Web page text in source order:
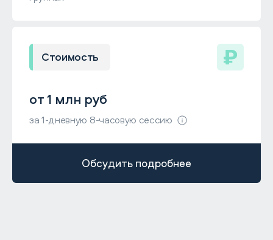
Стоимость
от 1 млн руб
за 1-дневную 8-часовую сессию
Обсудить подробнее